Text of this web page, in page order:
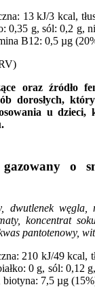
13 kJ/3 kcal,
0,35 g, sól: 0,2 g,
B12: 0,5 µg
oraz źródło
dorosłych,
u
o
dwutlenek
koncentrat
pantotenowy,
210 kJ/49 kcal,
0 g, sól: 0,12
7,5 µg